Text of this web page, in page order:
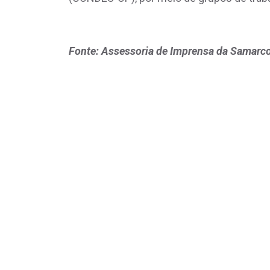
Fonte: Assessoria de Imprensa da